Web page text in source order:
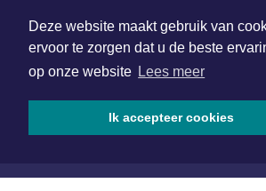
Deze website maakt gebruik van
ervoor te zorgen dat u de beste
op onze website Lees meer
Ik accepteer cookies
NIEUWSBRIEF AANMELDEN
Schrijf je in voor onze nieuwsbrief en
Aanmelden
ONLINE DAGBLADEN